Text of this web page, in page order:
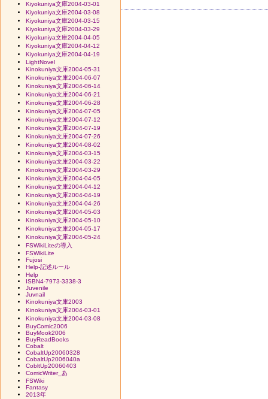
Kiyokuniya文庫2004-03-01
Kiyokuniya文庫2004-03-08
Kiyokuniya文庫2004-03-15
Kiyokuniya文庫2004-03-29
Kiyokuniya文庫2004-04-05
Kiyokuniya文庫2004-04-12
Kiyokuniya文庫2004-04-19
LightNovel
Kinokuniya文庫2004-05-31
Kinokuniya文庫2004-06-07
Kinokuniya文庫2004-06-14
Kinokuniya文庫2004-06-21
Kinokuniya文庫2004-06-28
Kinokuniya文庫2004-07-05
Kinokuniya文庫2004-07-12
Kinokuniya文庫2004-07-19
Kinokuniya文庫2004-07-26
Kinokuniya文庫2004-08-02
Kinokuniya文庫2004-03-15
Kinokuniya文庫2004-03-22
Kinokuniya文庫2004-03-29
Kinokuniya文庫2004-04-05
Kinokuniya文庫2004-04-12
Kinokuniya文庫2004-04-19
Kinokuniya文庫2004-04-26
Kinokuniya文庫2004-05-03
Kinokuniya文庫2004-05-10
Kinokuniya文庫2004-05-17
Kinokuniya文庫2004-05-24
FSWikiLiteの導入
FSWikiLite
Fujosi
Help-記述ルール
Help
ISBN4-7973-3338-3
Juvenile
Juvnail
Kinokuniya文庫2003
Kinokuniya文庫2004-03-01
Kinokuniya文庫2004-03-08
BuyComic2006
BuyMook2006
BuyReadBooks
Cobalt
CobaltUp20060328
CobaltUp2006040a
CobltUp20060403
ComicWriter_あ
FSWiki
Fantasy
2013年